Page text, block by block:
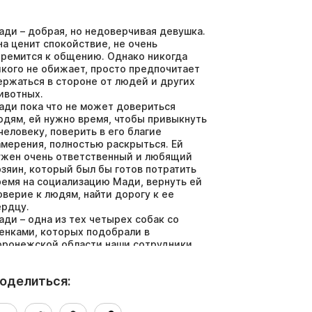
– добрая, но недоверчивая девушка.
ценит спокойствие, не очень
к общению. Однако никогда
не обижает, просто предпочитает
в стороне от людей и других
пока что не может довериться
ей нужно время, чтобы привыкнуть
поверить в его благие
полностью раскрыться. Ей
очень ответственный и любящий
который был бы готов потратить
на социализацию Мади, вернуть ей
к людям, найти дорогу к ее
– одна из тех четырех собак со
которых подобрали в
области наши сотрудники,
оценит эту собаку по
– здорова, стерилизована, привита.